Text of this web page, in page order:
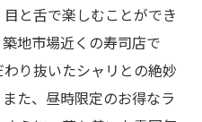
と舌で楽しむことができ
地市場近くの寿司店で
り抜いたシャリとの絶妙
た、昼時限定のお得なラ